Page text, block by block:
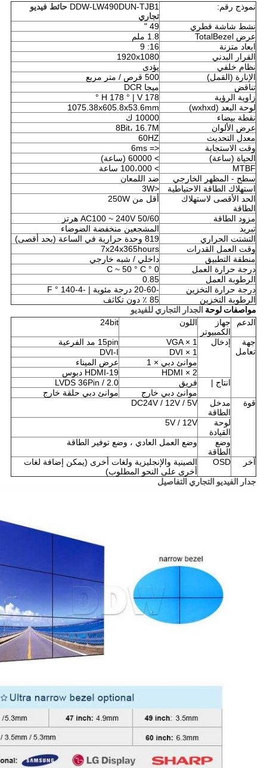
نموذج رقم:
DDW-LW490DUN-TJB1 حائط فيديو
تجاري
نشط شاشة قطري
49 "
عرض TotalBezel
1.8 ملم
ابعاد متزنة
16: 9
القرار البدني
1920x1080
نظام خلفي
يؤدى
الإنارة (القمل)
500 قرص / متر مربع
تناقض
ميجا DCR
زاوية الرؤية
H 178 ° | V 178 °
لوحة البعد (wxhxd)
1075.38x605.8x53.6mm
نقطة بيضاء
10000 ك
عرض الألوان
8Bit، 16.7M
معدل التحديث
60HZ
وقت الاستجابة
<= 6ms
الحياة (ساعة)
> 60000 (ساعة)
MTBF
> 100،000 ساعة
سطح - المظهر الخارجي
ضد اللمعان
استهلاك الطاقة الاحتياطية
<3W
الحد الأقصى لاستهلاك
الطاقة
أقل من 250W
مزود الطاقة
AC100 ~ 240V 50/60 هرتز
تبريد
المشجعين منخفضة الضوضاء
التشتت الحراري
819 وحدة حرارية في الساعة (بحد أقصى)
وقت العمل القدرات
7x24x365hours
منطقة التطبيق
داخلي / شبه خارجي
درجة حرارة العمل
0 ° C ~ 50 ° C
الرطوبة العمل
0.85
درجة حرارة التخزين
-20-60 درجة مئوية |
-4-140 ° F
الرطوبة التخزين
85 ٪ دون تكاثف
مواصفات لوحة الجدار التجاري للفيديو
الدعم
جهاز
الكمبيوتر
اللون 24bit
جهة
تعامل
إدخال VGA × 1
15pin مد الفرعية
DVI × 1
DVI-I
موانئ دبي × 1
عرض الميناء
HDMI × 2
HDMI-19 دبوس
انتاج |
فريق
LVDS 36Pin / 2.0
موانئ دبي خارج
موانئ دبي حلقة خارج
قوة
مدخل
الطاقة
DC24V / 12V / 5V
لوحة
القيادة
5V / 12V
وضع
الطاقة
وضع العمل العادي ، وضع توفير الطاقة
آخر OSD
الصينية والإنجليزية ولغات أخرى (يمكن إضافة لغات
أخرى على النحو المطلوب)
جدار الفيديو التجاري التفاصيل